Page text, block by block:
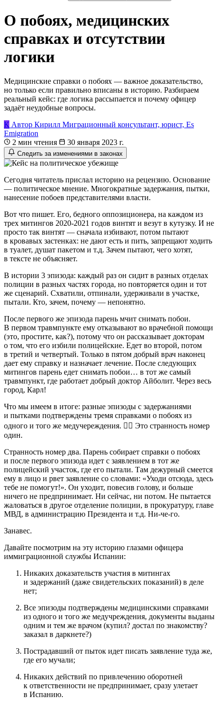
О побоях, медицинских
справках и отсутствии
логики
Медицинские справки о побоях — важное доказательство,
но только если правильно вписаны в историю. Разбираем
реальный кейс: где логика рассыпается и почему офицер
задаёт неудобные вопросы.
К Автор Кирилл Миграционный консультант, юрист, Es
Emigration
2 мин чтения
30 января 2023 г.
Следить за изменениями в законах
Сегодня читатель прислал историю на рецензию. Основание
— политическое мнение. Многократные задержания, пытки,
нанесение побоев представителями власти.
Вот что пишет. Его, бедного оппозиционера, на каждом из
трех митингов 2020-2021 годов винтят и везут в кутузку. И не
просто так винтят — сначала избивают, потом пытают
в кровавых застенках: не дают есть и пить, запрещают ходить
в туалет, душат пакетом и т.д. Зачем пытают, чего хотят,
в тексте не объясняет.
В истории 3 эпизода: каждый раз он сидит в разных отделах
полиции в разных частях города, но повторяется один и тот
же сценарий. Схватили, отпинали, удерживали в участке,
пытали. Кто, зачем, почему — непонятно.
После первого же эпизода парень мчит снимать побои.
В первом травмпункте ему отказывают во врачебной помощи
(это, простите, как?), потому что он рассказывает докторам
о том, что его избили полицейские. Едет во второй, потом
в третий и четвертый. Только в пятом добрый врач наконец
дает ему справку и назначает лечение. После следующих
митингов парень едет снимать побои… в тот же самый
травмпункт, где работает добрый доктор Айболит. Через весь
город, Карл!
Что мы имеем в итоге: разные эпизоды с задержаниями
и пытками подтверждены тремя справками о побоях из
одного и того же медучереждения. 🤦‍♂️ Это странность номер
один.
Странность номер два. Парень собирает справки о побоях
и после первого эпизода идет с заявлением в тот же
полицейский участок, где его пытали. Там дежурный смеется
ему в лицо и рвет заявление со словами: «Уходи отсюда, здесь
тебе не помогут!». Он уходит, повесив голову, и больше
ничего не предпринимает. Ни сейчас, ни потом. Не пытается
жаловаться в другое отделение полиции, в прокуратуру, главе
МВД, в администрацию Президента и т.д. Ни-че-го.
Занавес.
Давайте посмотрим на эту историю глазами офицера
иммиграционной службы Испании:
Никаких доказательств участия в митингах
и задержаний (даже свидетельских показаний) в деле
нет;
Все эпизоды подтверждены медицинскими справками
из одного и того же медучреждения, документы выданы
одним и тем же врачом (купил? достал по знакомству?
заказал в даркнете?)
Пострадавший от пыток идет писать заявление туда же,
где его мучали;
Никаких действий по привлечению оборотней
к ответственности не предпринимает, сразу улетает
в Испанию.